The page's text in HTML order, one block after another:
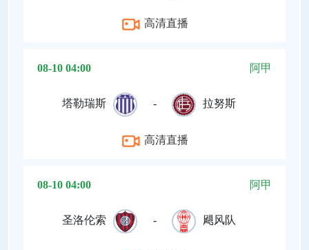
高清直播
08-10 04:00 阿甲
塔勒瑞斯 - 拉努斯
高清直播
08-10 04:00 阿甲
圣洛伦索 - 飓风队